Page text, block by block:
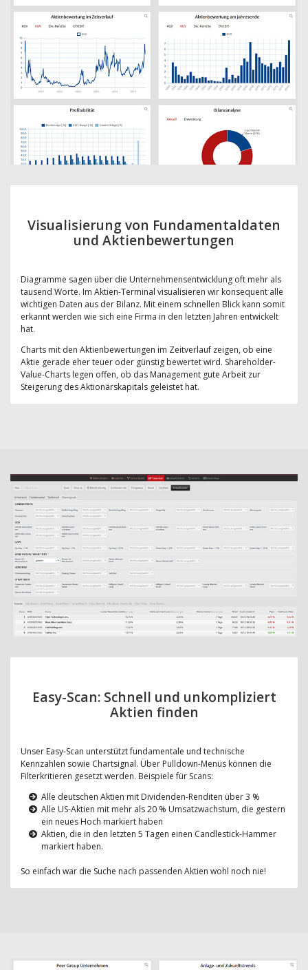
Visualisierung von Fundamentaldaten
und Aktienbewertungen
Diagramme sagen über die Unternehmensentwicklung oft mehr als
tausend Worte. Im Aktien-Terminal visualisieren wir konsequent alle
wichtigen Daten aus der Bilanz. Mit einem schnellen Blick kann somit
erkannt werden wie sich eine Firma in den letzten Jahren entwickelt
hat.
Charts mit den Aktienbewertungen im Zeitverlauf zeigen, ob eine
Aktie gerade eher teuer oder günstig bewertet wird. Shareholder-
Value-Charts legen offen, ob das Management gute Arbeit zur
Steigerung des Aktionärskapitals geleistet hat.
Easy-Scan: Schnell und unkompliziert
Aktien finden
Unser Easy-Scan unterstützt fundamentale und technische
Kennzahlen sowie Chartsignal. Über Pulldown-Menüs können die
Filterkritieren gesetzt werden. Beispiele für Scans:
Alle deutschen Aktien mit Dividenden-Renditen über 3 %
Alle US-Aktien mit mehr als 20 % Umsatzwachstum, die gestern
ein neues Hoch markiert haben
Aktien, die in den letzten 5 Tagen einen Candlestick-Hammer
markiert haben.
So einfach war die Suche nach passenden Aktien wohl noch nie!